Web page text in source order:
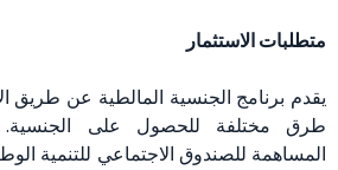
متطلبات الاستثمار
يقدم برنامج الجنسية المالطية عن طريق
طرق مختلفة للحصول على الجنسية.
المساهمة للصندوق الاجتماعي للتنمية